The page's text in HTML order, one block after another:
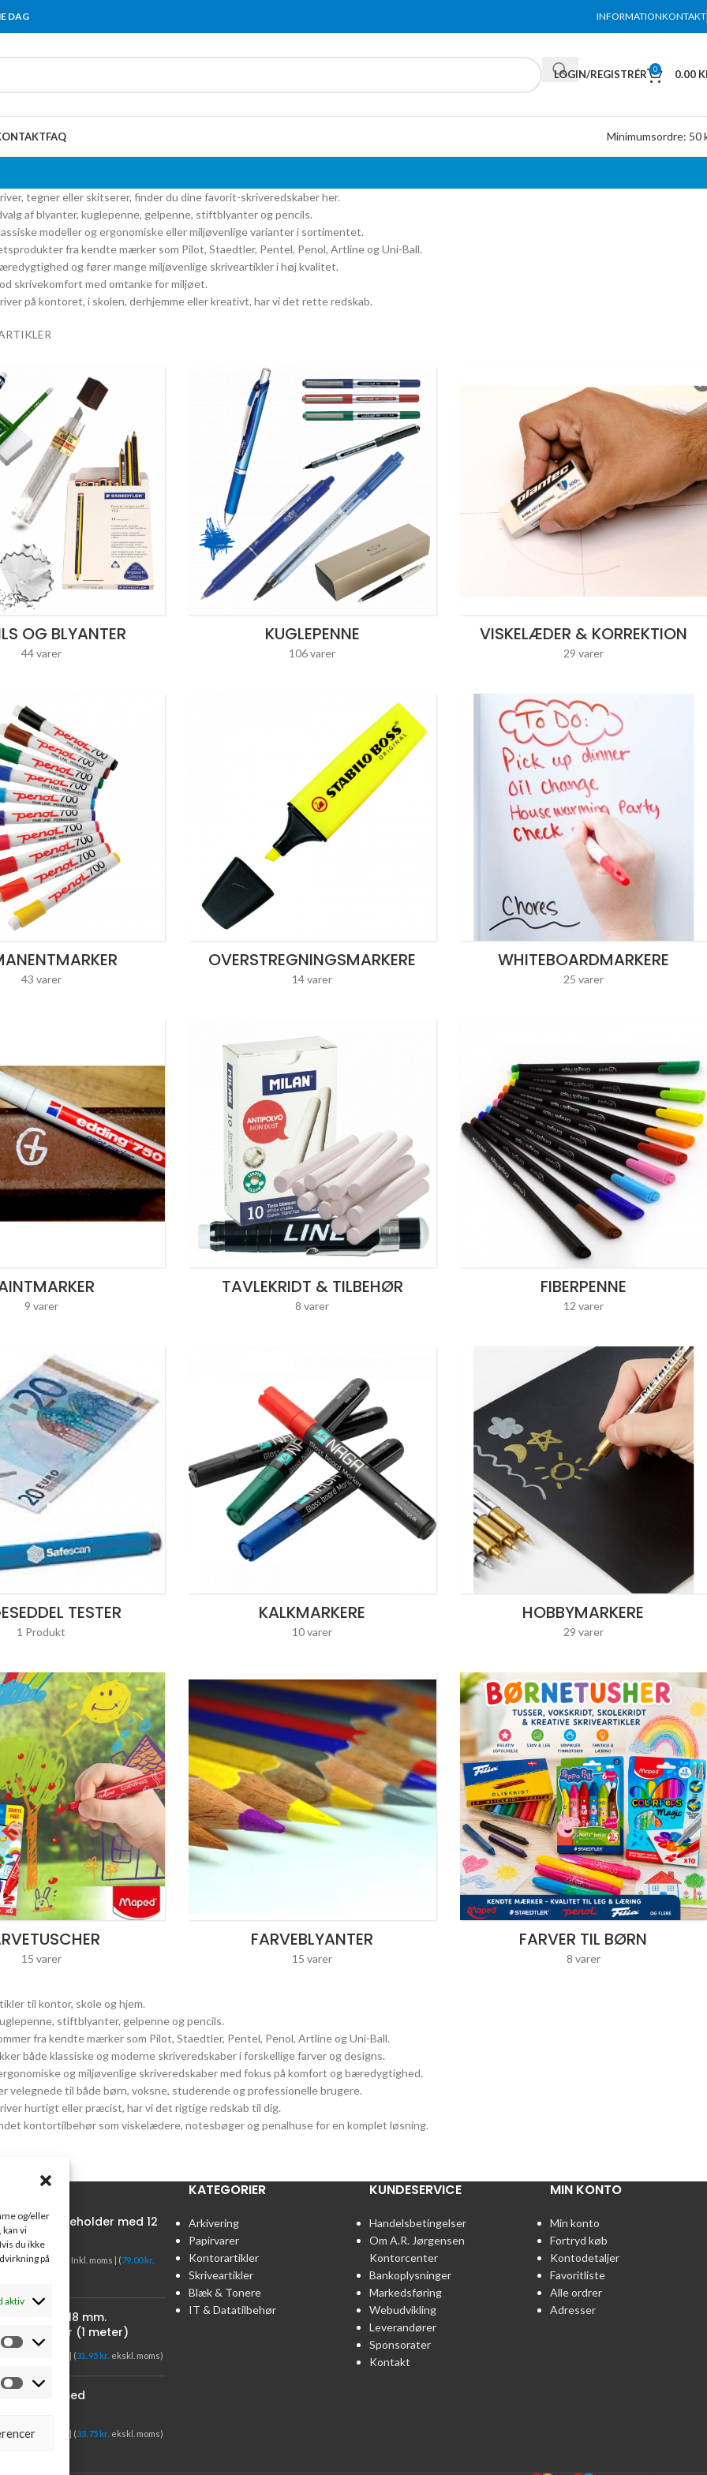
og/eller
kan vi
du ikke
på
aktiv
DAG INFORMATIONKONTAKT
LOGIN/REGISTRÉR 0 0.00
FAQ Minimumsordre: 50
tegner eller skitserer, finder du dine favorit-skriveredskaber her.
af blyanter, kuglepenne, gelpenne, stiftblyanter og pencils.
modeller og ergonomiske eller miljøvenlige varianter i sortimentet.
fra kendte mærker som Pilot, Staedtler, Pentel, Penol, Artline og Uni-Ball.
og fører mange miljøvenlige skriveartikler i høj kvalitet.
skrivekomfort med omtanke for miljøet.
på kontoret, i skolen, derhjemme eller kreativt, har vi det rette redskab.
OG BLYANTER
44 varer
KUGLEPENNE
106 varer
VISKELÆDER & KORREKTION
29 varer
43 varer
OVERSTREGNINGSMARKERE
14 varer
WHITEBOARDMARKERE
25 varer
9 varer
TAVLEKRIDT & TILBEHØR
8 varer
FIBERPENNE
12 varer
TESTER
1 Produkt
KALKMARKERE
10 varer
HOBBYMARKERE
29 varer
15 varer
FARVEBLYANTER
15 varer
FARVER TIL BØRN
8 varer
til kontor, skole og hjem.
stiftblyanter, gelpenne og pencils.
fra kendte mærker som Pilot, Staedtler, Pentel, Penol, Artline og Uni-Ball.
både klassiske og moderne skriveredskaber i forskellige farver og designs.
og miljøvenlige skriveredskaber med fokus på komfort og bæredygtighed.
velegnede til både børn, voksne, studerende og professionelle brugere.
hurtigt eller præcist, har vi det rigtige redskab til dig.
kontortilbehør som viskelædere, notesbøger og penalhuse for en komplet løsning.
Penneholder med 12
kr. 98.75 Inkl. moms | (79.00kr.
Nano Gel18 mm.
outdoor (1 meter)
Inkl. moms | (31.95kr. ekskl. moms)
med
kr. Inkl. moms | (33.75kr. ekskl. moms)
KATEGORIER
Arkivering
Papirvarer
Kontorartikler
Skriveartikler
Blæk & Tonere
IT & Datatilbehør
KUNDESERVICE
Handelsbetingelser
Om A.R. Jørgensen
Kontorcenter
Bankoplysninger
Markedsføring
Webudvikling
Leverandører
Sponsorater
Kontakt
MIN KONTO
Min konto
Fortryd køb
Kontodetaljer
Favoritliste
Alle ordrer
Adresser